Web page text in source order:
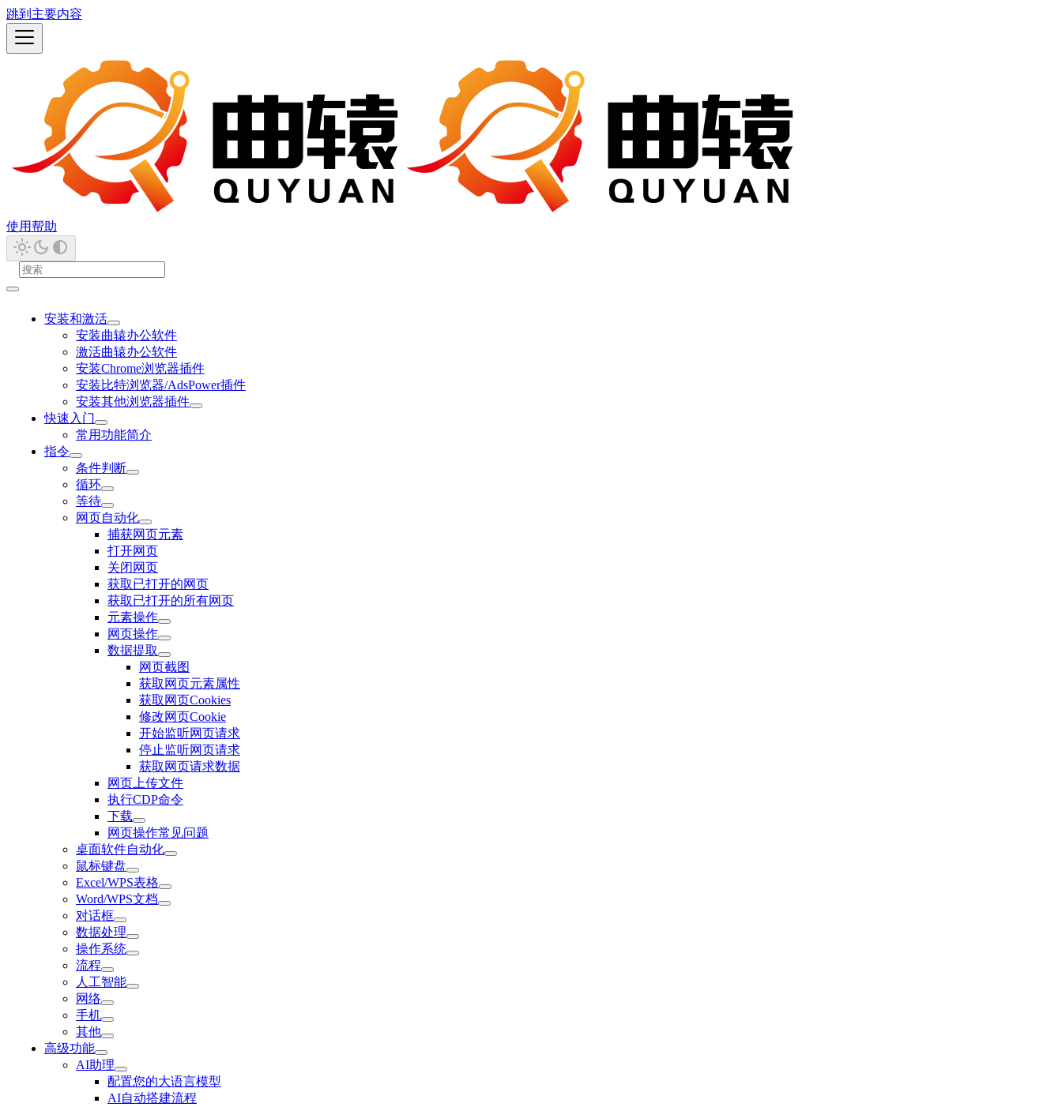
跳到主要内容
使用帮助
安装和激活
安装曲辕办公软件
激活曲辕办公软件
安装Chrome浏览器插件
安装比特浏览器/AdsPower插件
安装其他浏览器插件
快速入门
常用功能简介
指令
条件判断
循环
等待
网页自动化
捕获网页元素
打开网页
关闭网页
获取已打开的网页
获取已打开的所有网页
元素操作
网页操作
数据提取
网页截图
获取网页元素属性
获取网页Cookies
修改网页Cookie
开始监听网页请求
停止监听网页请求
获取网页请求数据
网页上传文件
执行CDP命令
下载
网页操作常见问题
桌面软件自动化
鼠标键盘
Excel/WPS表格
Word/WPS文档
对话框
数据处理
操作系统
流程
人工智能
网络
手机
其他
高级功能
AI助理
配置您的大语言模型
AI自动搭建流程